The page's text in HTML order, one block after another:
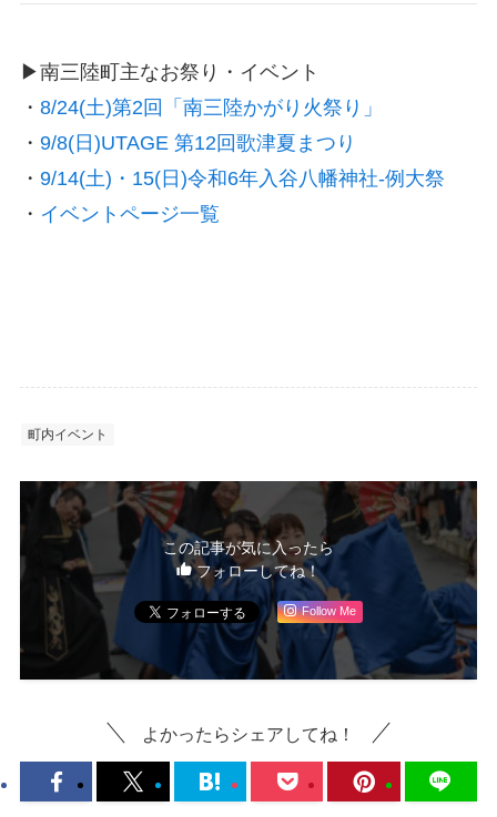
▶南三陸町主なお祭り・イベント
・ 8/24(土)第2回「南三陸かがり火祭り」
・ 9/8(日)UTAGE 第12回歌津夏まつり
・ 9/14(土)・15(日)令和6年入谷八幡神社-例大祭
・ イベントページ一覧
町内イベント
この記事が気に入ったら
フォローしてね！
Follow Me
よかったらシェアしてね！